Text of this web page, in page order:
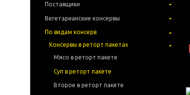
Поставщики
Вегетарианские консервы
По видам консерв
Консервы в реторт пакетах
Мясо в реторт пакете
Суп в реторт пакете
Второе в реторт пакете